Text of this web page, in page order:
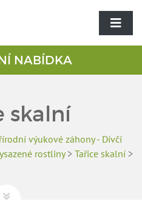
NABÍDKA
skalní
výukové záhony - Dívčí
rostliny> Tařice skalní>